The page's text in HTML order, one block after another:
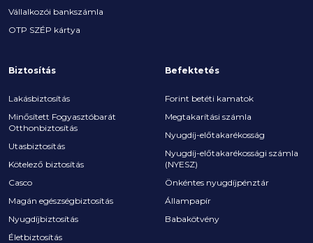
Vállalkozói bankszámla
OTP SZÉP kártya
Biztosítás
Lakásbiztosítás
Minősített Fogyasztóbarát
Otthonbiztosítás
Utasbiztosítás
Kötelező biztosítás
Casco
Magán egészségbiztosítás
Nyugdíjbiztosítás
Életbiztosítás
Befektetés
Forint betéti kamatok
Megtakarítási számla
Nyugdíj-előtakarékosság
Nyugdíj-előtakarékossági számla
(NYESZ)
Önkéntes nyugdíjpénztár
Állampapír
Babakötvény